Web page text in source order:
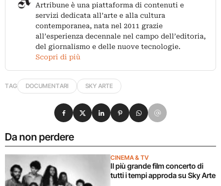
Artribune è una piattaforma di contenuti e
servizi dedicata all’arte e alla cultura
contemporanea, nata nel 2011 grazie
all’esperienza decennale nel campo dell’editoria,
del giornalismo e delle nuove tecnologie.
Scopri di più
TAG DOCUMENTARI SKY ARTE
Da non perdere
CINEMA & TV
Il più grande film concerto di
tutti i tempi approda su Sky Arte
Condividi su Facebook
Condividi su X
Condividi su LinkedIn
Condividi su Pinterest
Condividi su WhatsApp
Condividi su Email